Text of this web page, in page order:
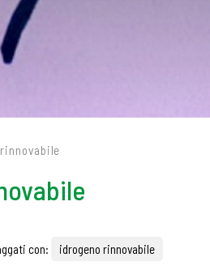
con: idrogeno rinnovabile